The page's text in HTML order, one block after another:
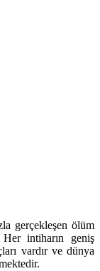
gerçekleşen ölüm
intiharın geniş
vardır ve dünya